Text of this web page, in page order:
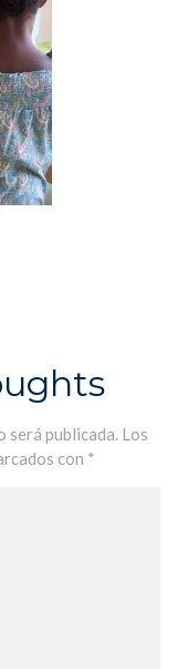
será publicada. Los
con *